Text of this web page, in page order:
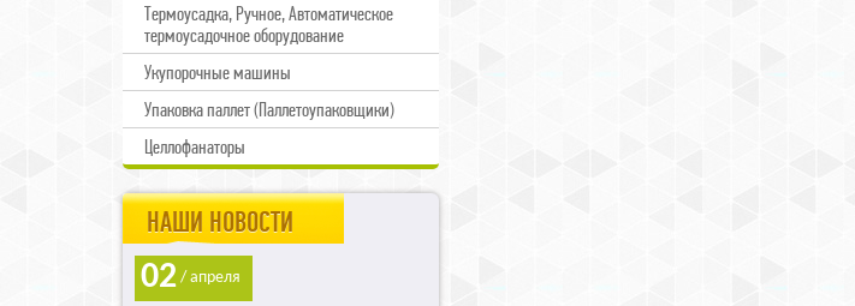
Термоусадка, Ручное, Автоматическое
термоусадочное оборудование
Укупорочные машины
Упаковка паллет (Паллетоупаковщики)
Целлофанаторы
НАШИ НОВОСТИ
02 / апреля